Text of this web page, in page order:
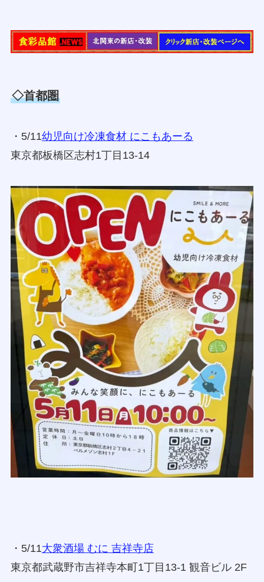
◇北関東
◇首都圏
・5/11幼児向け冷凍食材 にこもあーる
東京都板橋区志村1丁目13-14